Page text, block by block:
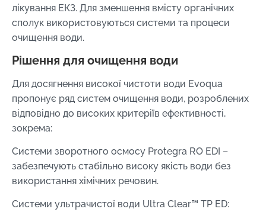
лікування ЕКЗ. Для зменшення вмісту органічних
сполук використовуються системи та процеси
очищення води.
Рішення для очищення води
Для досягнення високої чистоти води Evoqua
пропонує ряд систем очищення води, розроблених
відповідно до високих критеріїв ефективності,
зокрема:
Системи зворотного осмосу Protegra RO EDI –
забезпечують стабільно високу якість води без
використання хімічних речовин.
Системи ультрачистої води Ultra Clear™ TP ED: